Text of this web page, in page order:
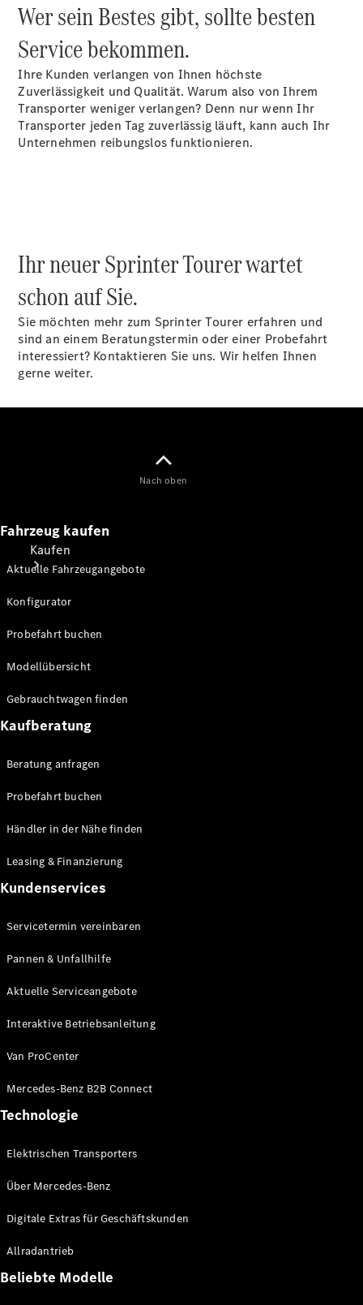
Benz Store
EQV
EQV Elektrisch
Mercedes-Benz Pkw
Konfigurator
Mercedes-Benz
Store
Kaufen
Benz Store
Transporter
Angebote
Online
Probefahrt
Leasing &
Versicherungen
Nachfolgemodell
Digitale
Extras für
Transporter
Übersicht
Remote
Wer sein Bestes gibt, sollte besten
Service bekommen.
Ihre Kunden verlangen von Ihnen höchste
Zuverlässigkeit und Qualität. Warum also von Ihrem
Transporter weniger verlangen? Denn nur wenn Ihr
Transporter jeden Tag zuverlässig läuft, kann auch Ihr
Unternehmen reibungslos funktionieren.
Ihr neuer Sprinter Tourer wartet
schon auf Sie.
Sie möchten mehr zum Sprinter Tourer erfahren und
sind an einem Beratungstermin oder einer Probefahrt
interessiert? Kontaktieren Sie uns. Wir helfen Ihnen
gerne weiter.
Nach oben
Fahrzeug kaufen
Aktuelle Fahrzeugangebote
Konfigurator
Probefahrt buchen
Modellübersicht
Gebrauchtwagen finden
Kaufberatung
Beratung anfragen
Probefahrt buchen
Händler in der Nähe finden
Leasing & Finanzierung
Kundenservices
Servicetermin vereinbaren
Pannen & Unfallhilfe
Aktuelle Serviceangebote
Interaktive Betriebsanleitung
Van ProCenter
Mercedes-Benz B2B Connect
Technologie
Elektrischen Transporters
Über Mercedes-Benz
Digitale Extras für Geschäftskunden
Allradantrieb
Beliebte Modelle